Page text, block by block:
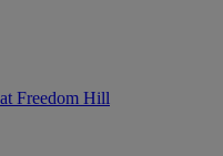
Freedom Hill